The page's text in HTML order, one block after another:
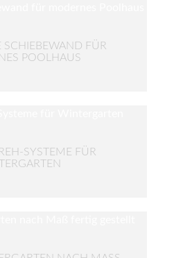
SCHIEBEWAND FÜR
POOLHAUS
SYSTEME FÜR